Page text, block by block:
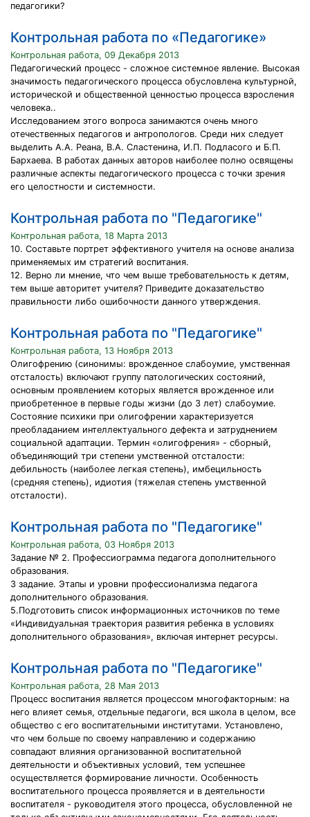
педагогики?
Контрольная работа по «Педагогике»
Контрольная работа, 09 Декабря 2013
Педагогический процесс - сложное системное явление. Высокая
значимость педагогического процесса обусловлена культурной,
исторической и общественной ценностью процесса взросления
человека..
Исследованием этого вопроса занимаются очень много
отечественных педагогов и антропологов. Среди них следует
выделить А.А. Реана, В.А. Сластенина, И.П. Подласого и Б.П.
Бархаева. В работах данных авторов наиболее полно освящены
различные аспекты педагогического процесса с точки зрения
его целостности и системности.
Контрольная работа по "Педагогике"
Контрольная работа, 18 Марта 2013
10. Составьте портрет эффективного учителя на основе анализа
применяемых им стратегий воспитания.
12. Верно ли мнение, что чем выше требовательность к детям,
тем выше авторитет учителя? Приведите доказательство
правильности либо ошибочности данного утверждения.
Контрольная работа по "Педагогике"
Контрольная работа, 13 Ноября 2013
Олигофрению (синонимы: врожденное слабоумие, умственная
отсталость) включают группу патологических состояний,
основным проявлением которых является врожденное или
приобретенное в первые годы жизни (до 3 лет) слабоумие.
Состояние психики при олигофрении характеризуется
преобладанием интеллектуального дефекта и затруднением
социальной адаптации. Термин «олигофрения» - сборный,
объединяющий три степени умственной отсталости:
дебильность (наиболее легкая степень), имбецильность
(средняя степень), идиотия (тяжелая степень умственной
отсталости).
Контрольная работа по "Педагогике"
Контрольная работа, 03 Ноября 2013
Задание № 2. Профессиограмма педагога дополнительного
образования.
3 задание. Этапы и уровни профессионализма педагога
дополнительного образования.
5.Подготовить список информационных источников по теме
«Индивидуальная траектория развития ребенка в условиях
дополнительного образования», включая интернет ресурсы.
Контрольная работа по "Педагогике"
Контрольная работа, 28 Мая 2013
Процесс воспитания является процессом многофакторным: на
него влияет семья, отдельные педагоги, вся школа в целом, все
общество с его воспитательными институтами. Установлено,
что чем больше по своему направлению и содержанию
совпадают влияния организованной воспитательной
деятельности и объективных условий, тем успешнее
осуществляется формирование личности. Особенность
воспитательного процесса проявляется и в деятельности
воспитателя - руководителя этого процесса, обусловленной не